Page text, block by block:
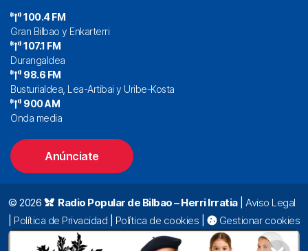
100.4 FM
Gran Bilbao y Enkarterri
107.1 FM
Durangaldea
98.6 FM
Busturialdea, Lea-Artibai y Uribe-Kosta
900 AM
Onda media
Anúnciate
© 2026 Radio Popular de Bilbao – Herri Irratia| Aviso Legal
Política de Privacidad Política de cookies
Gestionar cookies
Alda. Mazarredo, 47 – 7º 48009 Bilbao |
94 423 92 00|